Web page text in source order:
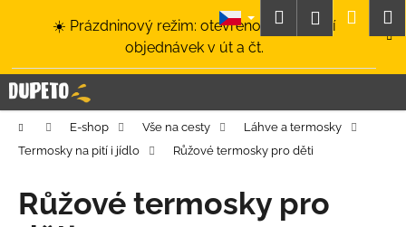
☀️ Prázdninový režim: otevřeno a odesílání
objednávek v út a čt.
HledatPřihlášení
Domů E-shop Vše na cesty
Láhve a termosky
Termosky na pití i jídlo
Růžové termosky pro děti
Růžové termosky pro
í
k C
o
p
t
ř